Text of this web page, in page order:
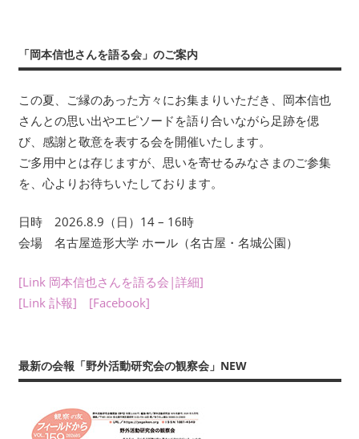
す
会
報
『フ
ィ
ー
ド
か
観
の
書
表・
「岡本信也さんを語る会」のご案内
この夏、ご縁のあった方々にお集まりいただき、岡本信也
さんとの思い出やエピソードを語り合いながら足跡を偲
び、感謝と敬意を表する会を開催いたします。
ご多用中とは存じますが、思いを寄せるみなさまのご参集
を、心よりお待ちいたしております。
日時 2026.8.9（日）14 – 16時
会場 名古屋造形大学 ホール（名古屋・名城公園）
[Link 岡本信也さんを語る会|詳細]
[Link 訃報]
[Facebook]
最新の会報「野外活動研究会の観察会」NEW